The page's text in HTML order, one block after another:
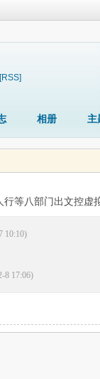
[RSS]
相册 主
行等八部门出文控
10:10)
8 17:06)